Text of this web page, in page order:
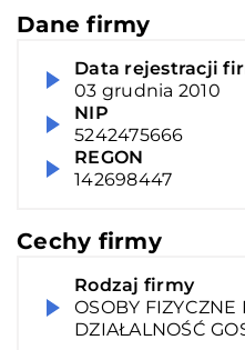
Dane firmy
Data rejestracji
03 grudnia 2010
NIP
5242475666
REGON
142698447
Cechy firmy
Rodzaj firmy
OSOBY FIZYCZNE
DZIAŁALNOŚĆ